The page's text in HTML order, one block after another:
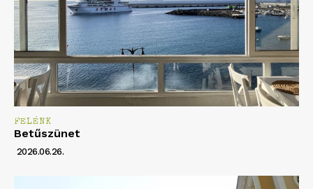
FELÉNK
Betűszünet
2026.06.26.